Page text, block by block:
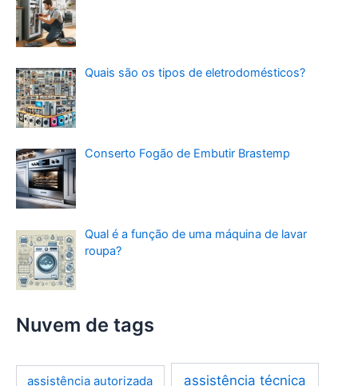
Quais são os tipos de eletrodomésticos?
Conserto Fogão de Embutir Brastemp
Qual é a função de uma máquina de lavar
roupa?
Nuvem de tags
assistência autorizada assistência técnica